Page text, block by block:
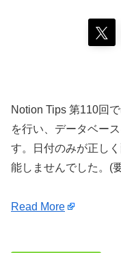
Notion Tips 第110回
を行い、データベー
す。日付のみが正し
能しませんでした。(
Read More